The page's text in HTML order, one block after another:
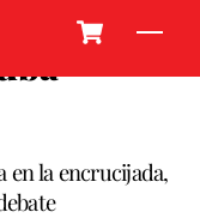
en la encrucijada,